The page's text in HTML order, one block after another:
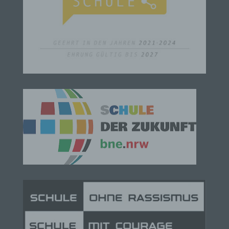
natürliche Person (im Folgenden „betroffene
Person") beziehen. Als identifizierbar wird eine
indirekt, insbesondere mittels Zuordnung zu einer
Kennnummer, zu Standortdaten, zu einer Online-
physischen, physiologischen, genetischen,
psychischen, wirtschaftlichen, kulturellen oder
sozialen Identität dieser natürlichen Person sind,
identifiziert werden kann.
b) betroffene Person
Betroffene Person ist jede identifizierte oder
identifizierbare natürliche Person, deren
Verarbeitung Verantwortlichen verarbeitet werden.
c) Verarbeitung